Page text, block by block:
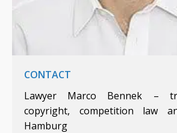
CONTACT
Lawyer Marco Bennek –
copyright, competition law
Hamburg